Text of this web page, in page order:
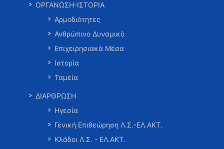
ΟΡΓΑΝΩΣΗ-ΙΣΤΟΡΙΑ
Αρμοδιότητες
Ανθρώπινο Δυναμικό
Επιχειρησιακά Μέσα
Ιστορία
Ταμεία
ΔΙΑΡΘΡΩΣΗ
Ηγεσία
Γενική Επιθεώρηση Λ.Σ.-ΕΛ.ΑΚΤ.
Κλάδοι Λ.Σ. - ΕΛ.ΑΚΤ.